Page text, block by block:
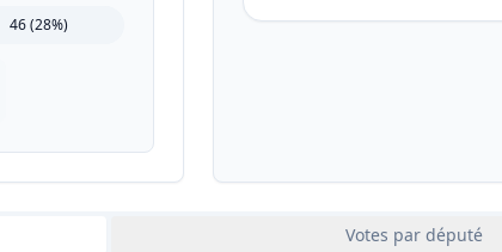
46 (28%)
Votes par député